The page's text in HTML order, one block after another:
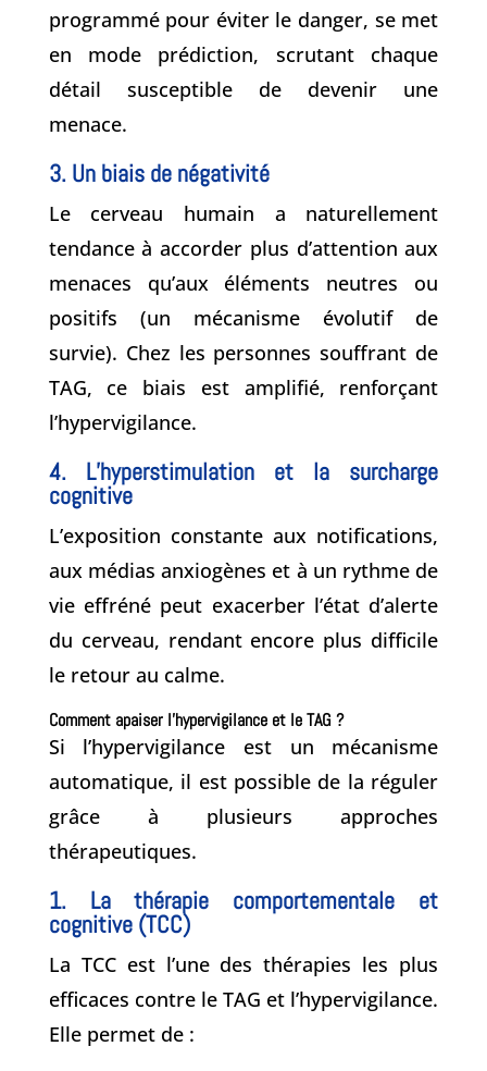
programmé pour éviter le danger, se met
en mode prédiction, scrutant chaque
détail susceptible de devenir une
menace.
3. Un biais de négativité
Le cerveau humain a naturellement
tendance à accorder plus d’attention aux
menaces qu’aux éléments neutres ou
positifs (un mécanisme évolutif de
survie). Chez les personnes souffrant de
TAG, ce biais est amplifié, renforçant
l’hypervigilance.
4. L’hyperstimulation et la surcharge
cognitive
L’exposition constante aux notifications,
aux médias anxiogènes et à un rythme de
vie effréné peut exacerber l’état d’alerte
du cerveau, rendant encore plus difficile
le retour au calme.
Comment apaiser l’hypervigilance et le TAG ?
Si l’hypervigilance est un mécanisme
automatique, il est possible de la réguler
grâce à plusieurs approches
thérapeutiques.
1. La thérapie comportementale et
cognitive (TCC)
La TCC est l’une des thérapies les plus
efficaces contre le TAG et l’hypervigilance.
Elle permet de :